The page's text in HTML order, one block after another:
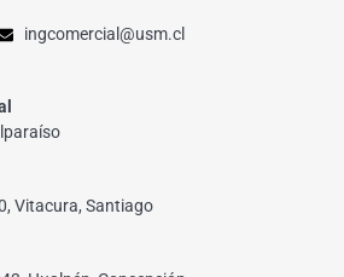
ingcomercial@usm.cl
Vitacura, Santiago